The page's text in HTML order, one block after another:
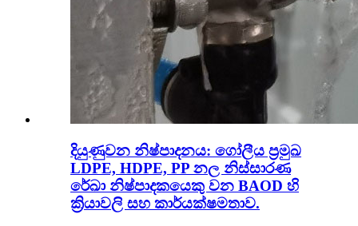
දියුණුවන නිෂ්පාදනය: ගෝලීය ප්‍රමුඛ
LDPE, HDPE, PP නල නිස්සාරණ
රේඛා නිෂ්පාදකයෙකු වන BAOD හි
ක්‍රියාවලි සහ කාර්යක්ෂමතාව.